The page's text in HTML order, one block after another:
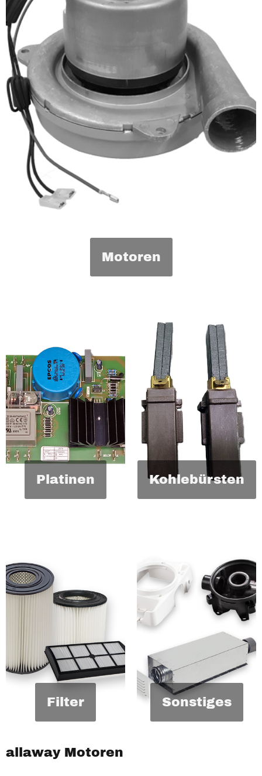
Motoren
Platinen Kohlebürsten
Filter Sonstiges
allaway Motoren